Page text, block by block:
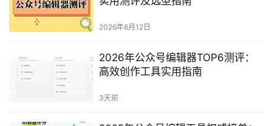
相关文章
Top5，让排版效率提升300%